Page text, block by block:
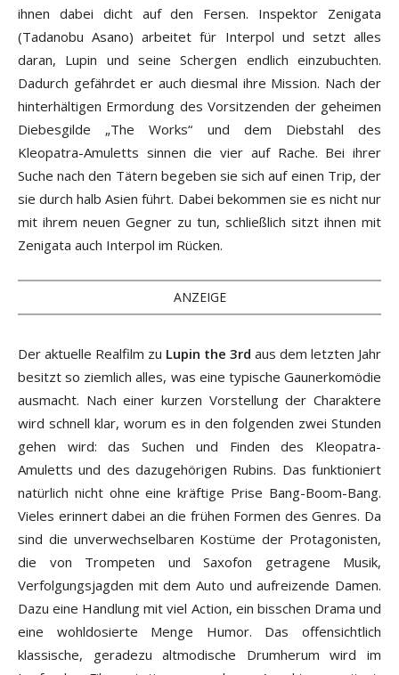
ihnen dabei dicht auf den Fersen. Inspektor Zenigata
(Tadanobu Asano) arbeitet für Interpol und setzt alles
daran, Lupin und seine Schergen endlich einzubuchten.
Dadurch gefährdet er auch diesmal ihre Mission. Nach der
hinterhältigen Ermordung des Vorsitzenden der geheimen
Diebesgilde „The Works“ und dem Diebstahl des
Kleopatra-Amuletts sinnen die vier auf Rache. Bei ihrer
Suche nach den Tätern begeben sie sich auf einen Trip, der
sie durch halb Asien führt. Dabei bekommen sie es nicht nur
mit ihrem neuen Gegner zu tun, schließlich sitzt ihnen mit
Zenigata auch Interpol im Rücken.
ANZEIGE
Der aktuelle Realfilm zu Lupin the 3rd aus dem letzten Jahr
besitzt so ziemlich alles, was eine typische Gaunerkomödie
ausmacht. Nach einer kurzen Vorstellung der Charaktere
wird schnell klar, worum es in den folgenden zwei Stunden
gehen wird: das Suchen und Finden des Kleopatra-
Amuletts und des dazugehörigen Rubins. Das funktioniert
natürlich nicht ohne eine kräftige Prise Bang-Boom-Bang.
Vieles erinnert dabei an die frühen Formen des Genres. Da
sind die unverwechselbaren Kostüme der Protagonisten,
die von Trompeten und Saxofon getragene Musik,
Verfolgungsjagden mit dem Auto und aufreizende Damen.
Dazu eine Handlung mit viel Action, ein bisschen Drama und
eine wohldosierte Menge Humor. Das offensichtlich
klassische, geradezu altmodische Drumherum wird im